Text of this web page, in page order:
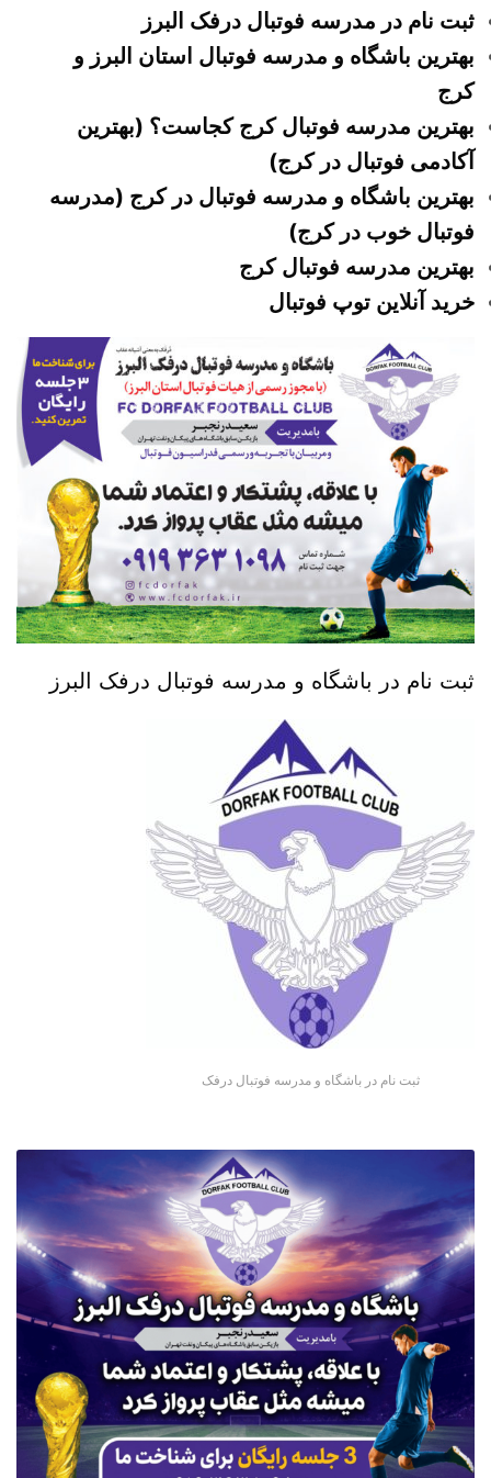
ثبت نام در مدرسه فوتبال درفک البرز
بهترین باشگاه و مدرسه فوتبال استان البرز و
کرج
بهترین مدرسه فوتبال کرج کجاست؟ (بهترین
آکادمی فوتبال در کرج)
بهترین باشگاه و مدرسه فوتبال در کرج (مدرسه
فوتبال خوب در کرج)
بهترین مدرسه فوتبال کرج
خرید آنلاین توپ فوتبال
ثبت نام در باشگاه و مدرسه فوتبال درفک البرز
ثبت نام در باشگاه و مدرسه فوتبال درفک